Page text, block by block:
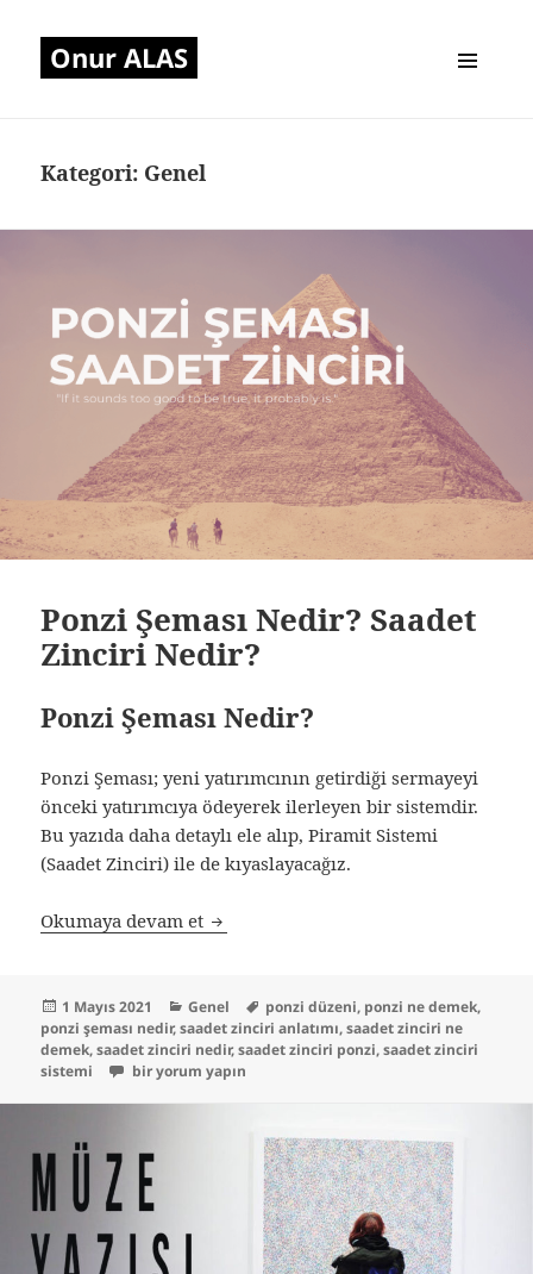
Onur ALAS
Kategori: Genel
Ponzi Şeması Nedir? Saadet
Zinciri Nedir?
Ponzi Şeması Nedir?
Ponzi Şeması; yeni yatırımcının getirdiği sermayeyi
önceki yatırımcıya ödeyerek ilerleyen bir sistemdir.
Bu yazıda daha detaylı ele alıp, Piramit Sistemi
(Saadet Zinciri) ile de kıyaslayacağız.
Okumaya devam et Ponzi Şeması Nedir? Saadet Zinciri
Yayın
tarihi
1 Mayıs 2021 Kategoriler
Genel Etiketler
ponzi düzeni, ponzi ne demek,
ponzi şeması nedir,saadet zinciri anlatımı,saadet zinciri ne
demek,saadet zinciri nedir,saadet zinciri ponzi,saadet zinciri
sistemi
Ponzi Şeması Nedir? Saadet Zinciri Nedir? için
bir yorum yapın